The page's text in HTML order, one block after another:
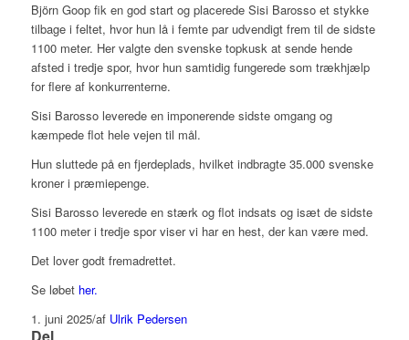
Björn Goop fik en god start og placerede Sisi Barosso et stykke
tilbage i feltet, hvor hun lå i femte par udvendigt frem til de sidste
1100 meter. Her valgte den svenske topkusk at sende hende
afsted i tredje spor, hvor hun samtidig fungerede som trækhjælp
for flere af konkurrenterne.
Sisi Barosso leverede en imponerende sidste omgang og
kæmpede flot hele vejen til mål.
Hun sluttede på en fjerdeplads, hvilket indbragte 35.000 svenske
kroner i præmiepenge.
Sisi Barosso leverede en stærk og flot indsats og isæt de sidste
1100 meter i tredje spor viser vi har en hest, der kan være med.
Det lover godt fremadrettet.
Se løbet her.
1. juni 2025/af Ulrik Pedersen